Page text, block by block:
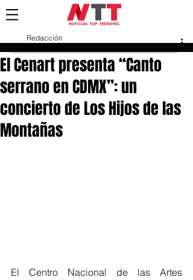
El Cenart presenta “Canto
serrano en CDMX”: un
concierto de Los Hijos de las
Montañas
Redacción
El Centro Nacional de las Artes